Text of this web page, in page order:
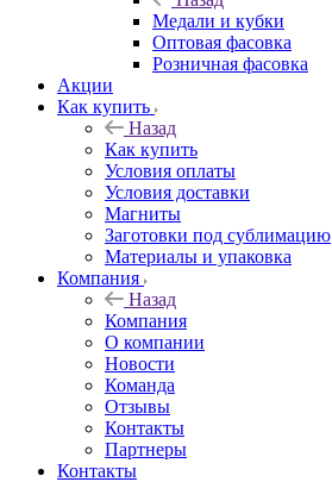
Медали и кубки
Оптовая фасовка
Розничная фасовка
Акции
Как купить
Назад
Как купить
Условия оплаты
Условия доставки
Магниты
Заготовки под сублимацию
Материалы и упаковка
Компания
Назад
Компания
О компании
Новости
Команда
Отзывы
Контакты
Партнеры
Контакты